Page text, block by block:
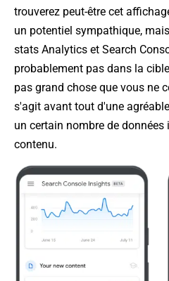
trouverez peut-être cet
un potentiel sympathique,
stats Analytics et Search
probablement pas dans la
pas grand chose que vous ne
s'agit avant tout d'une
un certain nombre de
contenu.